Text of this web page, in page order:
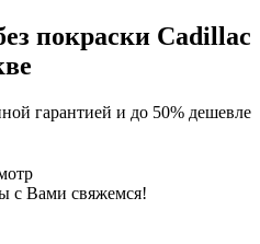
покраски Cadillac
гарантией и до 50% дешевле
с Вами свяжемся!